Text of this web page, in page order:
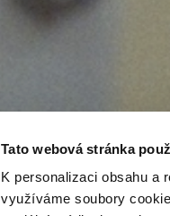
Tato webová stránka
K personalizaci obsahu a
využíváme soubory